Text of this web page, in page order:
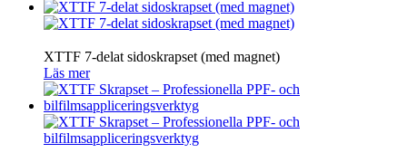
XTTF 7-delat sidoskrapset (med magnet)
Läs mer